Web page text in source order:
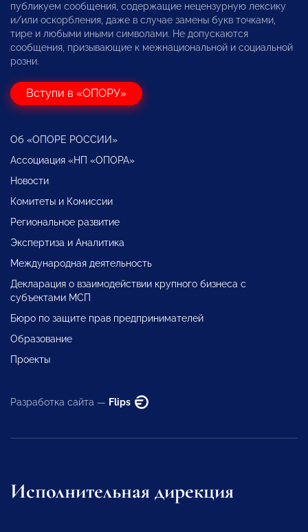
публикуем сообщения, содержащие нецензурную лексику
и/или оскорбления, даже в случае замены букв точками,
тире и любыми иными символами. Не допускаются
сообщения, призывающие к межнациональной и социальной
розни.
Вступи в «ОПОРУ»
Об «ОПОРЕ РОССИИ»
Ассоциация «НП «ОПОРА»
Новости
Комитеты и Комиссии
Региональное развитие
Экспертиза и Аналитика
Международная деятельность
Декларация о взаимодействии крупного бизнеса с
субъектами МСП
Бюро по защите прав предпринимателей
Образование
Проекты
Разработка сайта — Flips
Исполнительная дирекция